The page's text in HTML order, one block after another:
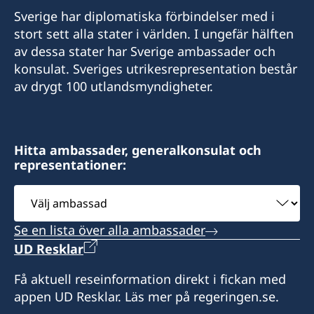
Sverige har diplomatiska förbindelser med i
stort sett alla stater i världen. I ungefär hälften
av dessa stater har Sverige ambassader och
konsulat. Sveriges utrikesrepresentation består
av drygt 100 utlandsmyndigheter.
Hitta ambassader, generalkonsulat och
representationer:
Välj
ambassad
Se en lista över alla ambassader
UD Resklar
Få aktuell reseinformation direkt i fickan med
appen UD Resklar. Läs mer på regeringen.se.